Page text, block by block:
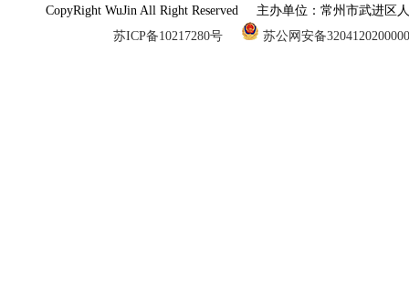
CopyRight WuJin All Right Reserved 主办单位：常州市武进
苏ICP备10217280号
苏公网安备